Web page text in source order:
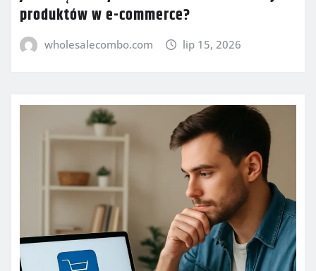
produktów w e-commerce?
wholesalecombo.com lip 15, 2026